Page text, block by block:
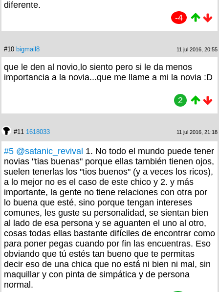
diferente.
-4
#10 bigmail8 11 jul 2016, 20:55
que le den al novio,lo siento pero si le da menos
importancia a la novia...que me llame a mi la novia :D
2
#11 1618033 11 jul 2016, 21:18
#5 @satanic_revival 1. No todo el mundo puede tener
novias "tias buenas" porque ellas también tienen ojos,
suelen tenerlas los "tios buenos" (y a veces los ricos),
a lo mejor no es el caso de este chico y 2. y más
importante, la gente no tiene relaciones con otra por
lo buena que esté, sino porque tengan intereses
comunes, les guste su personalidad, se sientan bien
al lado de esa persona y se aguanten el uno al otro,
cosas todas ellas bastante difíciles de encontrar como
para poner pegas cuando por fin las encuentras. Eso
obviando que tú estés tan bueno que te permitas
decir eso de una chica que no está ni bien ni mal, sin
maquillar y con pinta de simpática y de persona
normal.